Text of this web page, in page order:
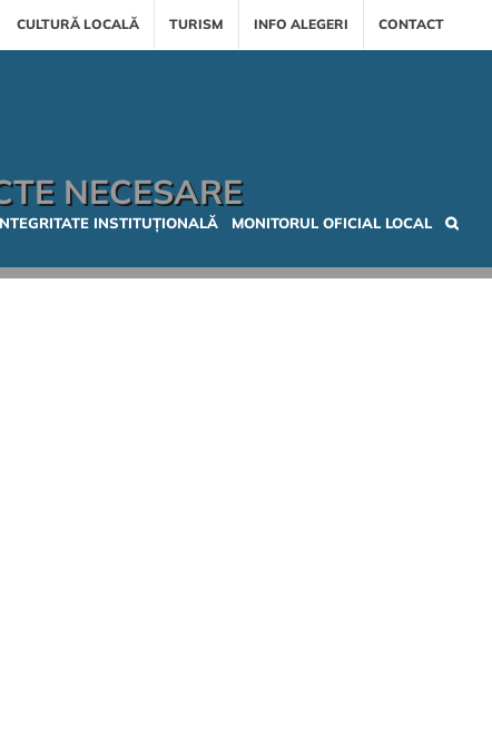
CULTURĂ LOCALĂ TURISM INFO ALEGERI CONTACT
INSTITUȚIONALĂ MONITORUL OFICIAL LOCAL
NECESARE